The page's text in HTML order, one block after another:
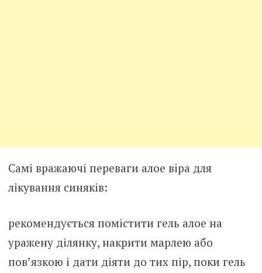
Самі вражаючі переваги алое віра для
лікування синяків:
рекомендується помістити гель алое на
уражену ділянку, накрити марлею або
пов’язкою і дати діяти до тих пір, поки гель